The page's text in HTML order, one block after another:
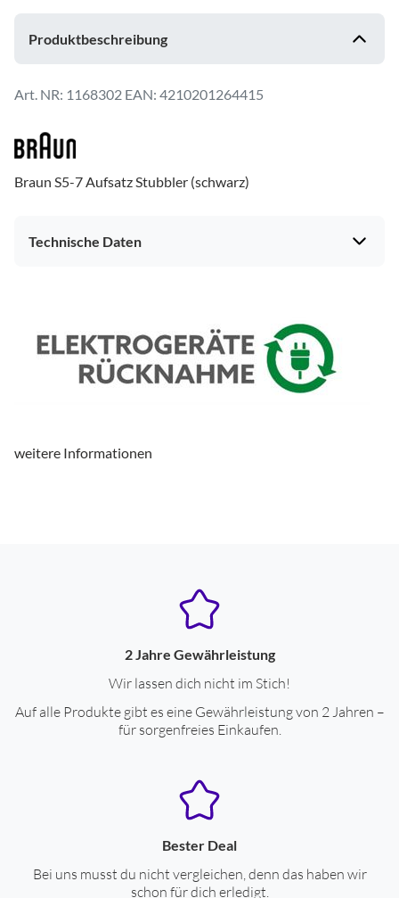
Produktbeschreibung
1168302 EAN: 4210201264415
Braun S5-7 Aufsatz Stubbler (schwarz)
Technische Daten
weitere Informationen
2 Jahre Gewährleistung
Wir lassen dich nicht im Stich!
Auf alle Produkte gibt es eine Gewährleistung von 2 Jahren –
für sorgenfreies Einkaufen.
Bester Deal
Bei uns musst du nicht vergleichen, denn das haben wir
schon für dich erledigt.